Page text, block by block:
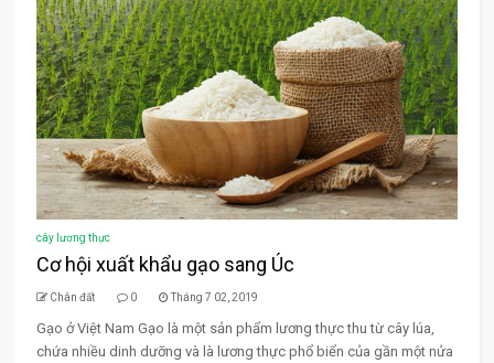
cây lương thực
Cơ hội xuất khẩu gạo sang Úc
Chân đất 0 Tháng 7 02, 2019
Gạo ở Việt Nam Gạo là một sản phẩm lương thực thu từ cây lúa,
chứa nhiều dinh dưỡng và là lương thực phổ biển của gần một nửa